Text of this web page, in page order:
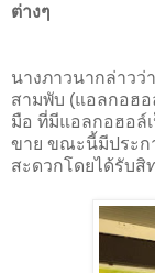
ต่างๆ
นางภาวนากล่าวว่า
สามพับ (แอลกอฮ
มือ ที่มีแอลกอฮอล์
ขาย ขณะนี้มีประก
สะดวกโดยได้รับสิ